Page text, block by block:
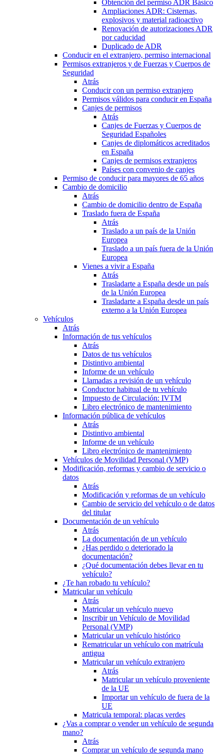
Obtención del permiso ADR Básico
Ampliaciones ADR: Cisternas,
explosivos y material radioactivo
Renovación de autorizaciones ADR
por caducidad
Duplicado de ADR
Conducir en el extranjero, permiso internacional
Permisos extranjeros y de Fuerzas y Cuerpos de
Seguridad
Atrás
Conducir con un permiso extranjero
Permisos válidos para conducir en España
Canjes de permisos
Atrás
Canjes de Fuerzas y Cuerpos de
Seguridad Españoles
Canjes de diplomáticos acreditados
en España
Canjes de permisos extranjeros
Países con convenio de canjes
Permiso de conducir para mayores de 65 años
Cambio de domicilio
Atrás
Cambio de domicilio dentro de España
Traslado fuera de España
Atrás
Traslado a un país de la Unión
Europea
Traslado a un país fuera de la Unión
Europea
Vienes a vivir a España
Atrás
Trasladarte a España desde un país
de la Unión Europea
Trasladarte a España desde un país
externo a la Unión Europea
Vehículos
Atrás
Información de tus vehículos
Atrás
Datos de tus vehículos
Distintivo ambiental
Informe de un vehículo
Llamadas a revisión de un vehículo
Conductor habitual de tu vehículo
Impuesto de Circulación: IVTM
Libro electrónico de mantenimiento
Información pública de vehículos
Atrás
Distintivo ambiental
Informe de un vehículo
Libro electrónico de mantenimiento
Vehículos de Movilidad Personal (VMP)
Modificación, reformas y cambio de servicio o
datos
Atrás
Modificación y reformas de un vehículo
Cambio de servicio del vehículo o de datos
del titular
Documentación de un vehículo
Atrás
La documentación de un vehículo
¿Has perdido o deteriorado la
documentación?
¿Qué documentación debes llevar en tu
vehículo?
¿Te han robado tu vehículo?
Matricular un vehículo
Atrás
Matricular un vehículo nuevo
Inscribir un Vehículo de Movilidad
Personal (VMP)
Matricular un vehículo histórico
Rematricular un vehículo con matrícula
antigua
Matricular un vehículo extranjero
Atrás
Matricular un vehículo proveniente
de la UE
Importar un vehículo de fuera de la
UE
Matricula temporal: placas verdes
¿Vas a comprar o vender un vehículo de segunda
mano?
Atrás
Comprar un vehículo de segunda mano